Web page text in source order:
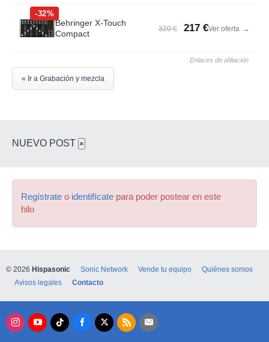
-32%
Behringer X-Touch
Compact
320 € 217 €Ver oferta →
Enlaces de afiliación
« Ir a Grabación y mezcla
NUEVO POST ×
Regístrate o identifícate para poder postear en este
hilo
© 2026 Hispasonic Sonic Network Vende tu equipo
Quiénes somos
Avisos legales
Contacto